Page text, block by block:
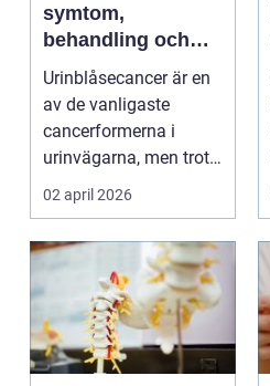
symtom,
behandling och
livet efter
diagnosen
Urinblåsecancer är en
av de vanligaste
cancerformerna i
urinvägarna, men trots
det hamnar den ofta
02 april 2026